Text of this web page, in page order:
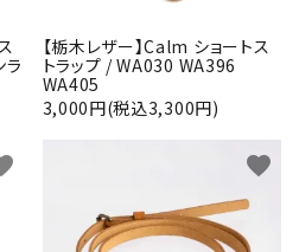
ラ
【栃木レザー】Calm ショートス
トラップ / WA030 WA396
WA405
3,000円(税込3,300円)
favorite
検索する